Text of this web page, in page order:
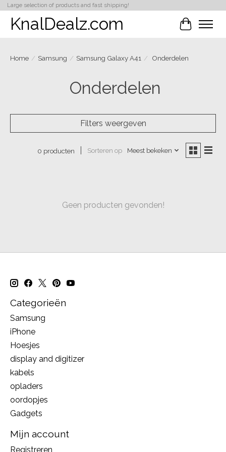
Large selection of products and fast shipping!
KnalDealz.com
Home / Samsung / Samsung Galaxy A41 / Onderdelen
Onderdelen
Filters weergeven
0 producten Sorteren op Meest bekeken
Geen producten gevonden!
Categorieën
Samsung
iPhone
Hoesjes
display and digitizer
kabels
opladers
oordopjes
Gadgets
Mijn account
Registreren